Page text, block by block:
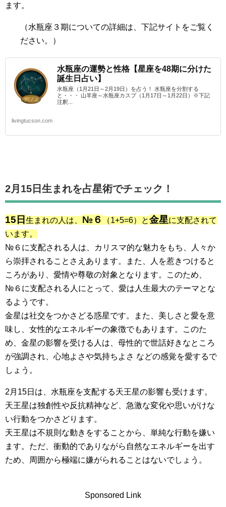
ます。
（水瓶座３期についての詳細は、下記サイトをご覧く
ださい。）
水瓶座の運勢と性格【星座を48期に分けた
誕生日占い】
水瓶座（1月21日～2月19日）を占う！ 水瓶座を分割する
と・・・ 山羊座～水瓶座カスプ（1月17日～1月22日）※下記
注釈...
livingtucson.com
2月15日生まれを占星術でチェック！
15日 生まれの人は、 №６ （1+5=6）と金星に支配されて
います。
№６に支配される人は、カリスマ的な魅力をもち、人々か
ら崇拝されることさえあります。また、人を惹きつけると
ころがあり、愛情や尊敬の対象となります。このため、
№６に支配される人にとって、愛は人生最大のテーマとな
るようです。
金星は社交をつかさどる惑星です。また、美しさと愛を意
味し、女性的なエネルギーの象徴でもあります。このた
め、金星の影響を受ける人は、母性的で世話好きなところ
が強調され、心地よさや気持ちよさ などの感覚を愛するで
しょう。
2月15日は、水瓶座を支配する天王星の影響も受けます。
天王星は独創性や反抗精神など、急激な変化や思いがけな
い行動をつかさどります。
天王星は不規則な動きをすることから、単純な行動を嫌い
ます。ただ、衝動的でありながら自然なエネルギーを出す
ため、周囲から極端に嫌がられることはないでしょう。
Sponsored Link